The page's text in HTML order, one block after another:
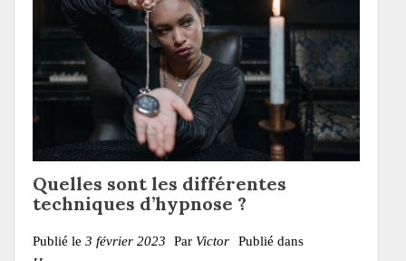
Quelles sont les différentes
techniques d’hypnose ?
Publié le 3 février 2023 Par Victor
Publié dans